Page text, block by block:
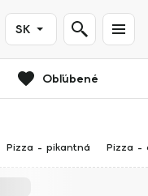
SK
Obľúbené
Pizza - pikantná Pizza -